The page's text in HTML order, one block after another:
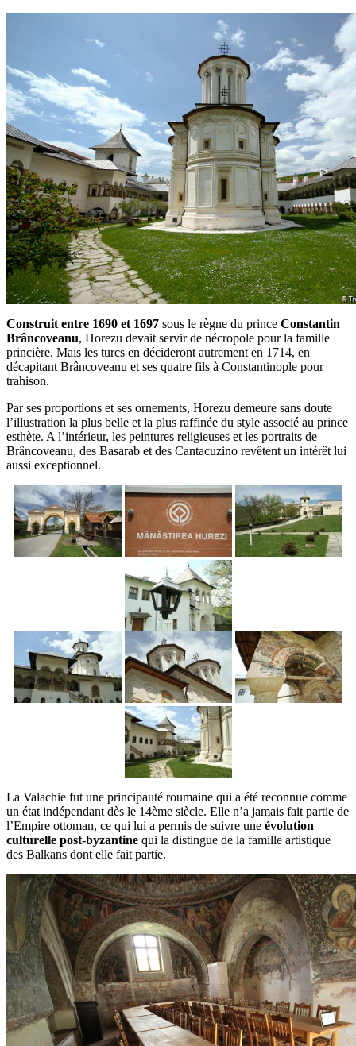
Construit entre 1690 et 1697 sous le règne du prince Constantin
Brâncoveanu, Horezu devait servir de nécropole pour la famille
princière. Mais les turcs en décideront autrement en 1714, en
décapitant Brâncoveanu et ses quatre fils à Constantinople pour
trahison.
Par ses proportions et ses ornements, Horezu demeure sans doute
l’illustration la plus belle et la plus raffinée du style associé au prince
esthète. A l’intérieur, les peintures religieuses et les portraits de
Brâncoveanu, des Basarab et des Cantacuzino revêtent un intérêt lui
aussi exceptionnel.
La Valachie fut une principauté roumaine qui a été reconnue comme
un état indépendant dès le 14ème siècle. Elle n’a jamais fait partie de
l’Empire ottoman, ce qui lui a permis de suivre une évolution
culturelle post-byzantine qui la distingue de la famille artistique
des Balkans dont elle fait partie.